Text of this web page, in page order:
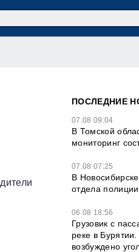
ПОСЛЕДНИЕ
07.08 09:04
В Томской
мониторинг
07.08 07:25
В
отдела полиции
06.08 18:56
Грузовик с
реке в
возбуждено